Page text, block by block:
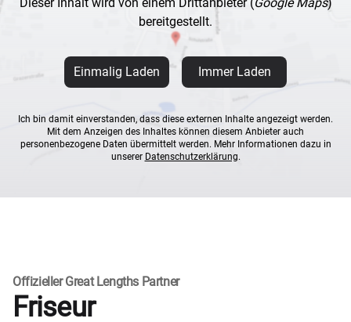
bereitgestellt.
Einmalig Laden Immer Laden
Ich bin damit einverstanden, dass diese externen Inhalte angezeigt werden.
Mit dem Anzeigen des Inhaltes können diesem Anbieter auch
personenbezogene Daten übermittelt werden. Mehr Informationen dazu in
unserer Datenschutzerklärung.
Offizieller Great Lengths Partner
Friseur